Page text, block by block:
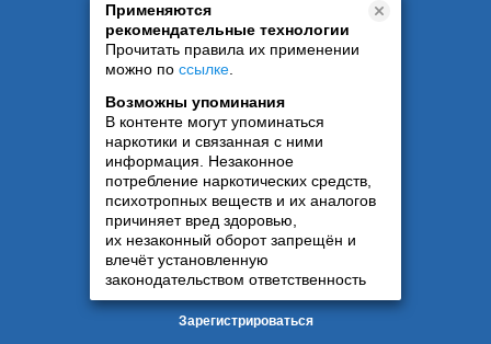
Применяются
рекомендательные технологии
Прочитать правила их применении
можно по ссылке
Возможны упоминания
В контенте могут упоминаться
наркотики и связанная с ними
информация. Незаконное
потребление наркотических средств,
психотропных веществ и их аналогов
причиняет вред здоровью,
их незаконный оборот запрещён и
влечёт установленную
законодательством ответственность
Зарегистрироваться